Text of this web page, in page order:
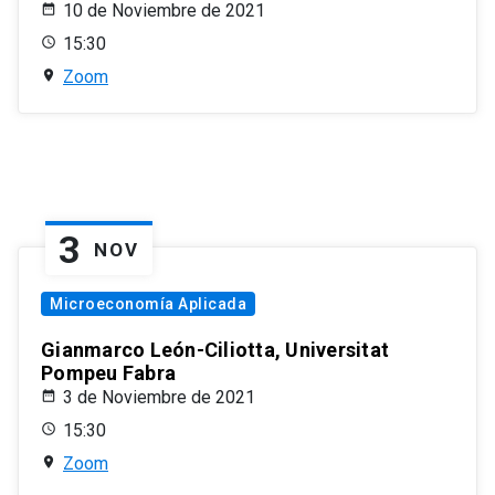
10 de Noviembre de 2021
15:30
Zoom
3 NOV
Microeconomía Aplicada
Gianmarco León-Ciliotta, Universitat
Pompeu Fabra
3 de Noviembre de 2021
15:30
Zoom